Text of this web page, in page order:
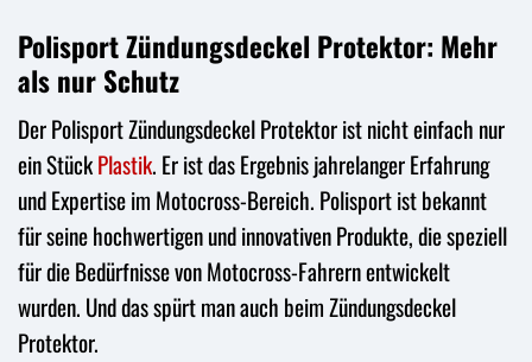
Polisport Zündungsdeckel Protektor: Mehr
als nur Schutz
Der Polisport Zündungsdeckel Protektor ist nicht einfach nur
ein StückPlastik. Er ist das Ergebnis jahrelanger Erfahrung
und Expertise im Motocross-Bereich. Polisport ist bekannt
für seine hochwertigen und innovativen Produkte, die speziell
für die Bedürfnisse von Motocross-Fahrern entwickelt
wurden. Und das spürt man auch beim Zündungsdeckel
Protektor.